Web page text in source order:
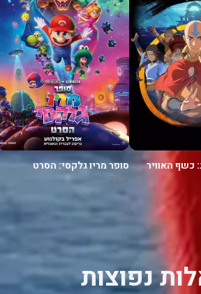
כשף האוויר
סופר מריו גלקסי: הסרט
2026
נפוצות